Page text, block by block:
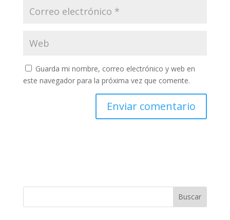
Guarda mi nombre, correo electrónico y web en
este navegador para la próxima vez que comente.
Buscar